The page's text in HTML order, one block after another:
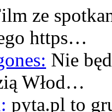
ze
https…
Nie
Włod…
pyta.pl to